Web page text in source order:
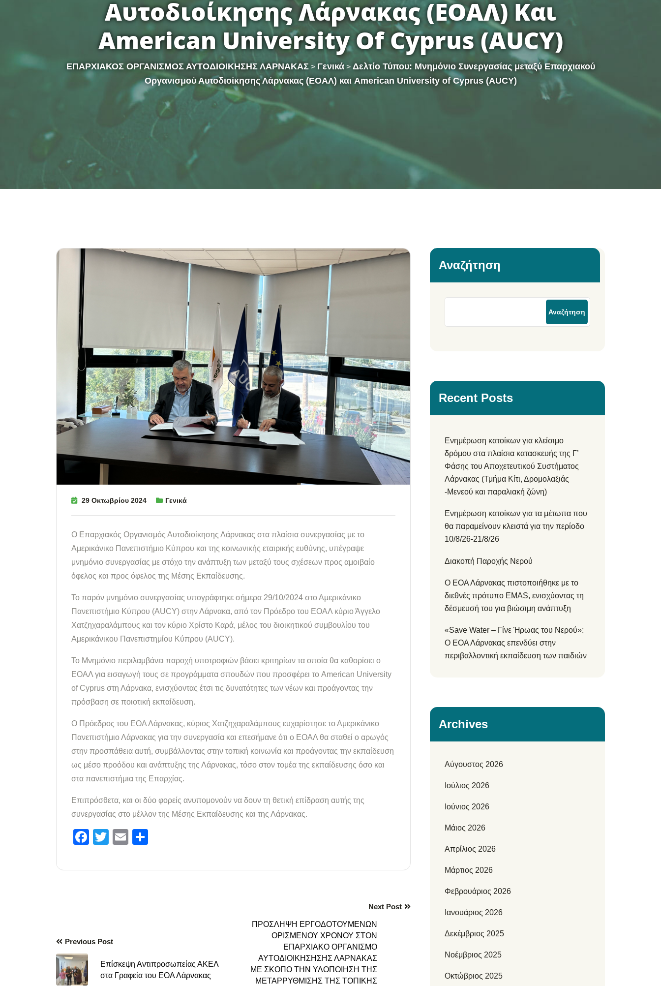
Αυτοδιοίκησης Λάρνακας (ΕΟΑΛ) Και
American University Of Cyprus (AUCY)
ΕΠΑΡΧΙΑΚΟΣ ΟΡΓΑΝΙΣΜΟΣ ΑΥΤΟΔΙΟΙΚΗΣΗΣ ΛΑΡΝΑΚΑΣ> Γενικά> Δελτίο Τύπου: Μνημόνιο Συνεργασίας μεταξύ Επαρχιακού
Οργανισμού Αυτοδιοίκησης Λάρνακας (ΕΟΑΛ) και American University of Cyprus (AUCY)
29 Οκτωβρίου 2024 Γενικά
Ο Επαρχιακός Οργανισμός Αυτοδιοίκησης Λάρνακας στα πλαίσια συνεργασίας με το
Αμερικάνικο Πανεπιστήμιο Κύπρου και της κοινωνικής εταιρικής ευθύνης, υπέγραψε
μνημόνιο συνεργασίας με στόχο την ανάπτυξη των μεταξύ τους σχέσεων προς αμοιβαίο
όφελος και προς όφελος της Μέσης Εκπαίδευσης.
Το παρόν μνημόνιο συνεργασίας υπογράφτηκε σήμερα 29/10/2024 στο Αμερικάνικο
Πανεπιστήμιο Κύπρου (AUCY) στην Λάρνακα, από τον Πρόεδρο του ΕΟΑΛ κύριο Άγγελο
Χατζηχαραλάμπους και τον κύριο Χρίστο Καρά, μέλος του διοικητικού συμβουλίου του
Αμερικάνικου Πανεπιστημίου Κύπρου (AUCY).
Το Μνημόνιο περιλαμβάνει παροχή υποτροφιών βάσει κριτηρίων τα οποία θα καθορίσει ο
ΕΟΑΛ για εισαγωγή τους σε προγράμματα σπουδών που προσφέρει το American University
of Cyprus στη Λάρνακα, ενισχύοντας έτσι τις δυνατότητες των νέων και προάγοντας την
πρόσβαση σε ποιοτική εκπαίδευση.
Ο Πρόεδρος του ΕΟΑ Λάρνακας, κύριος Χατζηχαραλάμπους ευχαρίστησε το Αμερικάνικο
Πανεπιστήμιο Λάρνακας για την συνεργασία και επεσήμανε ότι ο ΕΟΑΛ θα σταθεί ο αρωγός
στην προσπάθεια αυτή, συμβάλλοντας στην τοπική κοινωνία και προάγοντας την εκπαίδευση
ως μέσο προόδου και ανάπτυξης της Λάρνακας, τόσο στον τομέα της εκπαίδευσης όσο και
στα πανεπιστήμια της Επαρχίας.
Επιπρόσθετα, και οι δύο φορείς ανυπομονούν να δουν τη θετική επίδραση αυτής της
συνεργασίας στο μέλλον της Μέσης Εκπαίδευσης και της Λάρνακας.
Facebook
Twitter
Email
Previous Post
Επίσκεψη Αντιπροσωπείας ΑΚΕΛ
στα Γραφεία του ΕΟΑ Λάρνακας
Next Post
ΠΡΟΣΛΗΨΗ ΕΡΓΟΔΟΤΟΥΜΕΝΩΝ
ΟΡΙΣΜΕΝΟΥ ΧΡΟΝΟΥ ΣΤΟΝ
ΕΠΑΡΧΙΑΚΟ ΟΡΓΑΝΙΣΜΟ
ΑΥΤΟΔΙΟΙΚΗΣΗΣΗΣ ΛΑΡΝΑΚΑΣ
ΜΕ ΣΚΟΠΟ ΤΗΝ ΥΛΟΠΟΙΗΣΗ ΤΗΣ
ΜΕΤΑΡΡΥΘΜΙΣΗΣ ΤΗΣ ΤΟΠΙΚΗΣ
Αναζήτηση
Αναζήτηση
Recent Posts
Ενημέρωση κατοίκων για κλείσιμο
δρόμου στα πλαίσια κατασκευής της Γ’
Φάσης του Αποχετευτικού Συστήματος
Λάρνακας (Τμήμα Κίτι, Δρομολαξιάς
-Μενεού και παραλιακή ζώνη)
Ενημέρωση κατοίκων για τα μέτωπα που
θα παραμείνουν κλειστά για την περίοδο
10/8/26-21/8/26
Διακοπή Παροχής Νερού
Ο ΕΟΑ Λάρνακας πιστοποιήθηκε με το
διεθνές πρότυπο EMAS, ενισχύοντας τη
δέσμευσή του για βιώσιμη ανάπτυξη
«Save Water – Γίνε Ήρωας του Νερού»:
Ο ΕΟΑ Λάρνακας επενδύει στην
περιβαλλοντική εκπαίδευση των παιδιών
Archives
Αύγουστος 2026
Ιούλιος 2026
Ιούνιος 2026
Μάιος 2026
Απρίλιος 2026
Μάρτιος 2026
Φεβρουάριος 2026
Ιανουάριος 2026
Δεκέμβριος 2025
Νοέμβριος 2025
Οκτώβριος 2025